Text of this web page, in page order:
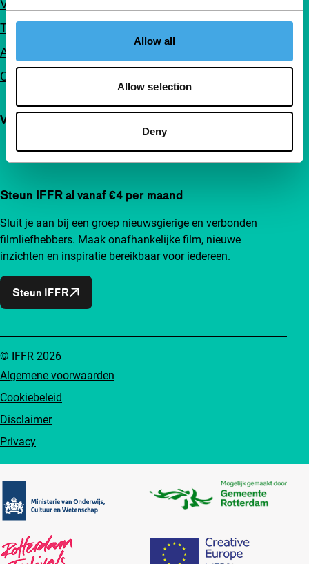
Allow all
Allow selection
Deny
Veelgestelde vragen
Toegankelijkheid
Adverteren
Contact
Volg IFFR
Steun IFFR al vanaf €4 per maand
Sluit je aan bij een groep nieuwsgierige en verbonden
filmliefhebbers. Maak onafhankelijke film, nieuwe
inzichten en inspiratie bereikbaar voor iedereen.
Steun IFFR
Algemene voorwaarden
Cookiebeleid
Disclaimer
Privacy
© IFFR 2026